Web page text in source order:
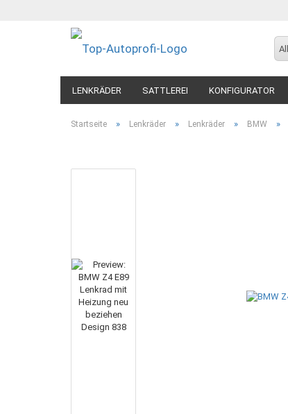
LENKRÄDER SATTLEREI KONFIGURATOR
Startseite » Lenkräder » Lenkräder » BMW »